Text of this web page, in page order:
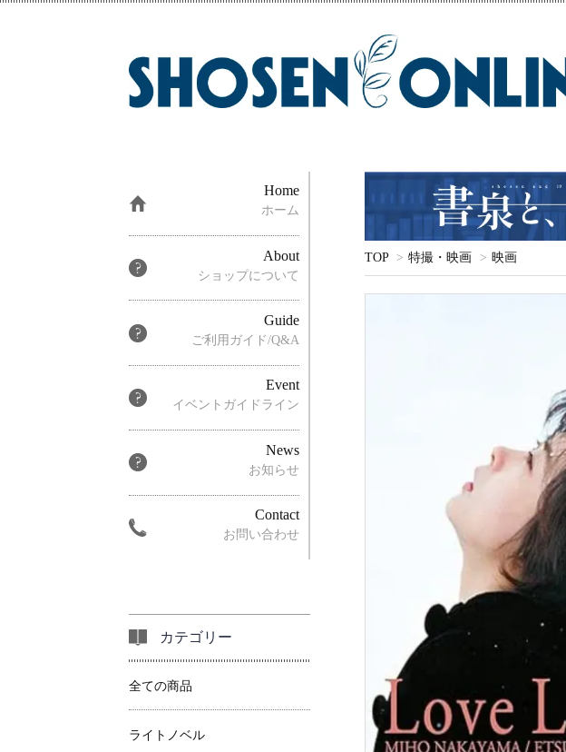
TOP > 特撮・映画 > 映画
Home
ホーム
About
ショップについて
Guide
ご利用ガイド/Q&A
Event
イベントガイドライン
News
お知らせ
Contact
お問い合わせ
カテゴリー
全ての商品
ライトノベル